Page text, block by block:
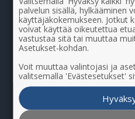
Liiketoimintatutkan
yrityksesi tarpeisiin
markkinoinnin ja
mahdollistaa usean
palvelun sisällä, hylkääminen
käyttäjäkokemukseen. Jotkut
voivat käyttää oikeutettua
vastustaa sitä tai muuttaa
Asetukset-kohdan.
Voit muuttaa valintojasi ja
valitsemalla 'Evästesetukset'